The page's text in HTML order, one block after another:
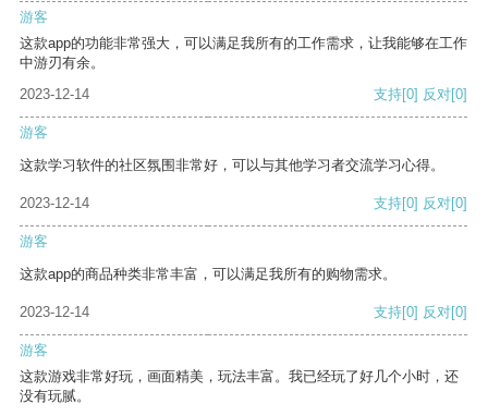
游客
这款app的功能非常强大，可以满足我所有的工作需求，让我能够在工作
中游刃有余。
2023-12-14
支持[0] 反对[0]
游客
这款学习软件的社区氛围非常好，可以与其他学习者交流学习心得。
2023-12-14 支持[0] 反对[0]
游客
这款app的商品种类非常丰富，可以满足我所有的购物需求。
2023-12-14 支持[0] 反对[0]
游客
这款游戏非常好玩，画面精美，玩法丰富。我已经玩了好几个小时，还
没有玩腻。